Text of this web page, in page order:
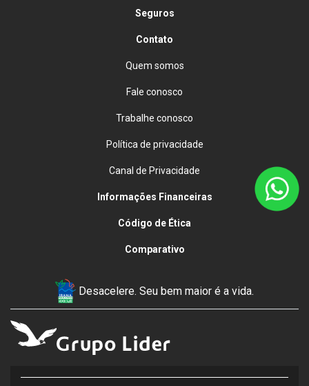
Seguros
Contato
Quem somos
Fale conosco
Trabalhe conosco
Política de privacidade
Canal de Privacidade
Informações Financeiras
Código de Ética
Comparativo
Desacelere. Seu bem maior é a vida.